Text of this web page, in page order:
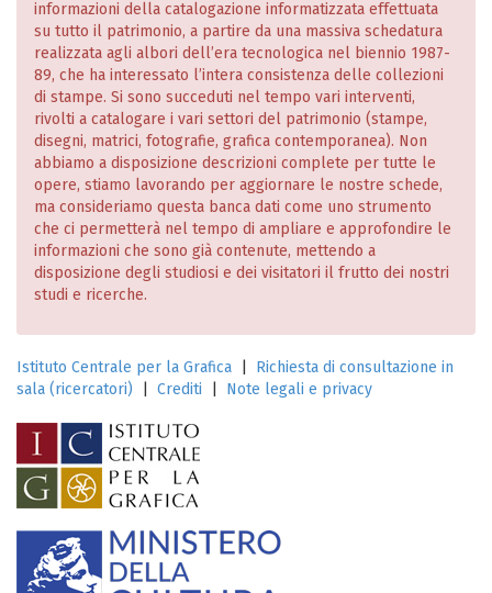
informazioni della catalogazione informatizzata effettuata
su tutto il patrimonio, a partire da una massiva schedatura
realizzata agli albori dell’era tecnologica nel biennio 1987-
89, che ha interessato l’intera consistenza delle collezioni
di stampe. Si sono succeduti nel tempo vari interventi,
rivolti a catalogare i vari settori del patrimonio (stampe,
disegni, matrici, fotografie, grafica contemporanea). Non
abbiamo a disposizione descrizioni complete per tutte le
opere, stiamo lavorando per aggiornare le nostre schede,
ma consideriamo questa banca dati come uno strumento
che ci permetterà nel tempo di ampliare e approfondire le
informazioni che sono già contenute, mettendo a
disposizione degli studiosi e dei visitatori il frutto dei nostri
studi e ricerche.
Istituto Centrale per la Grafica
Richiesta di consultazione in
sala (ricercatori)
Crediti Note legali e privacy